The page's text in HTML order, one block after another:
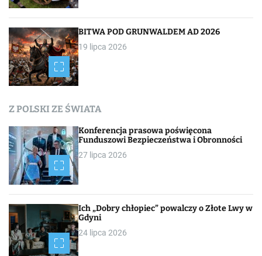
BITWA POD GRUNWALDEM AD 2026
19 lipca 2026
Z POLSKI ZE ŚWIATA
Konferencja prasowa poświęcona
Funduszowi Bezpieczeństwa i Obronności
27 lipca 2026
Ich „Dobry chłopiec” powalczy o Złote Lwy w
Gdyni
24 lipca 2026